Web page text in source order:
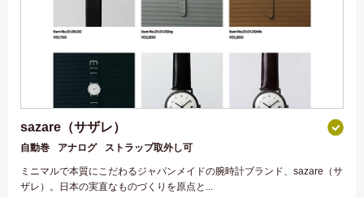
sazare（サザレ）
自動巻 アナログ ストラップ取外し可
ミニマルで本質にこだわるジャパンメイドの腕時計ブランド、sazare（サ
ザレ）。日本の実直なものづくりを原点と...